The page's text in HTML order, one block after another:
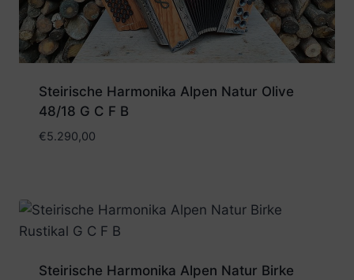
Steirische Harmonika Alpen Natur Olive
48/18 G C F B
€5.290,00
Steirische Harmonika Alpen Natur Birke